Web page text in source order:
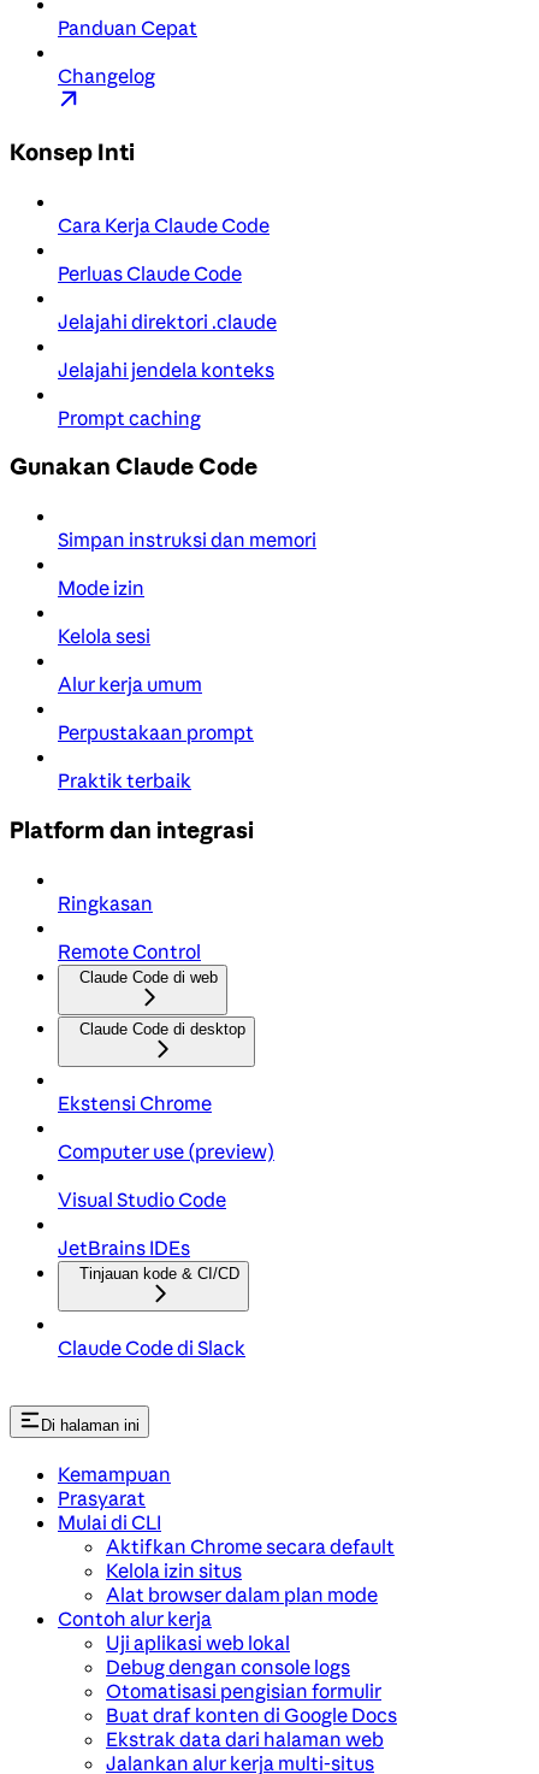
Panduan Cepat
Changelog
Konsep Inti
Cara Kerja Claude Code
Perluas Claude Code
Jelajahi direktori .claude
Jelajahi jendela konteks
Prompt caching
Gunakan Claude Code
Simpan instruksi dan memori
Mode izin
Kelola sesi
Alur kerja umum
Perpustakaan prompt
Praktik terbaik
Platform dan integrasi
Ringkasan
Remote Control
Claude Code di web
Claude Code di desktop
Ekstensi Chrome
Computer use (preview)
Visual Studio Code
JetBrains IDEs
Tinjauan kode & CI/CD
Claude Code di Slack
Di halaman ini
Kemampuan
Prasyarat
Mulai di CLI
Aktifkan Chrome secara default
Kelola izin situs
Alat browser dalam plan mode
Contoh alur kerja
Uji aplikasi web lokal
Debug dengan console logs
Otomatisasi pengisian formulir
Buat draf konten di Google Docs
Ekstrak data dari halaman web
Jalankan alur kerja multi-situs